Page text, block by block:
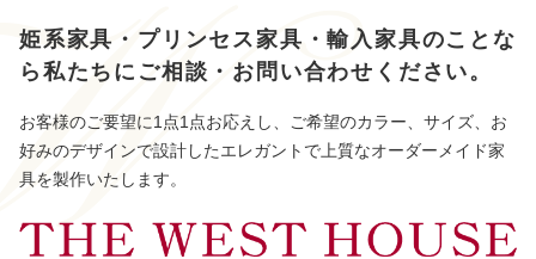
姫系家具・プリンセス家具・輸入家具のことな
ら 私たちにご相談・お問い合わせください。
お客様のご要望に1点1点お応えし、ご希望のカラー、サイズ、お
好みのデザインで設計したエレガントで上質なオーダーメイド家
具を製作いたします。